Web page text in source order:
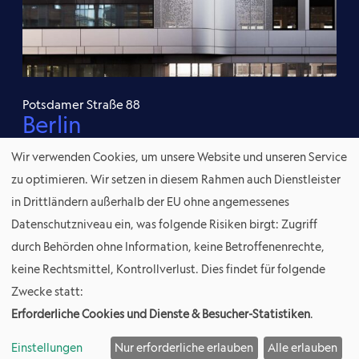
S
t
r
ß
e
8
8
Potsdamer Straße 88
Berlin
Alle Refe­ren­zen ansehen
© ¥ – Investment & Assetmanagement. Alle Rechte
vorbehalten.
Wir verwenden Cookies, um unsere Website und unseren Service
zu optimieren. Wir setzen in diesem Rahmen auch Dienstleister
in Drittländern außerhalb der EU ohne angemessenes
Datenschutzniveau ein, was folgende Risiken birgt: Zugriff
durch Behörden ohne Information, keine Betroffenenrechte,
keine Rechtsmittel, Kontrollverlust. Dies findet für folgende
Zwecke statt:
Erforderliche Cookies und Dienste & Besucher-Statistiken.
Einstellungen Nur erforderliche erlauben Alle erlauben